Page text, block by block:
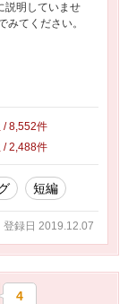
説明していませ
みてください。
/ 8,552件
/ 2,488件
短編
登録日 2019.12.07
4